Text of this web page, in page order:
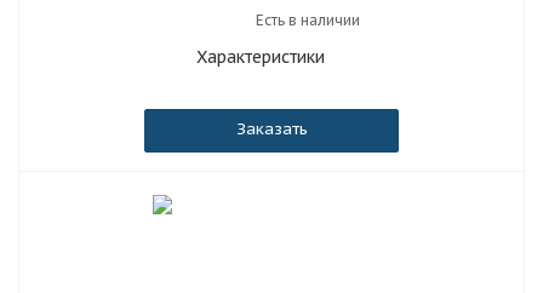
Есть в наличии
Характеристики
Заказать